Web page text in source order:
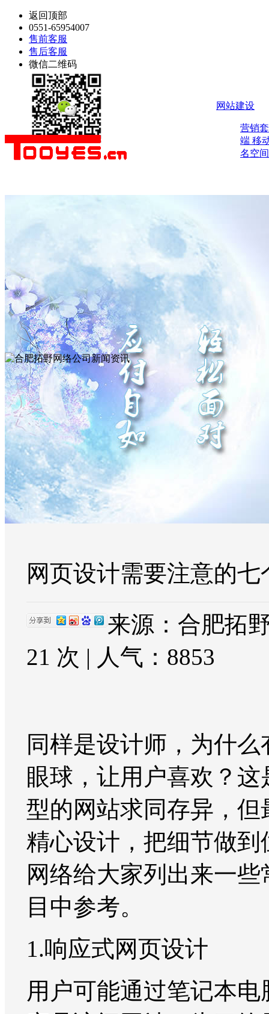
返回顶部
0551-65954007
售前客服
售后客服
微信二维码
网站建设
营销
端 移
名空
网页设计需要注意的七
来源：合肥拓
21 次 | 人气： 8853
同样是设计师，为什
眼球，让用户喜欢？
型的网站求同存异，
精心设计，把细节做
网络给大家列出来一
目中参考。
1.响应式网页设计
用户可能通过笔记本